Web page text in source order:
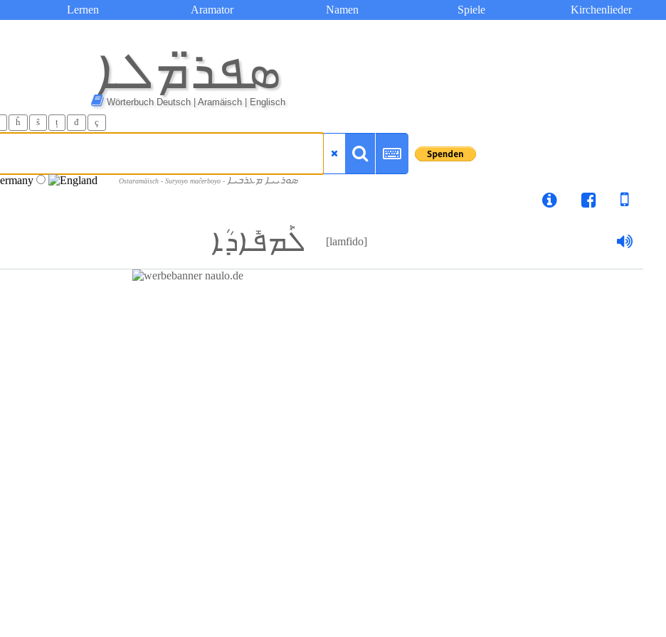
Lernen Aramator Namen Spiele Kirchenlieder
ܣܦܪ̈ܡܠܐ
Wörterbuch Deutsch | Aramäisch | Englisch
ĥ ŝ ț đ ç
Ostaramäisch - Suryoyo maĉerboyo - ܣܘܪܝܝܐ ܡܥܪܒܝܐ
ܠܰܡܦܺܐܕܳܐ [lamfido]